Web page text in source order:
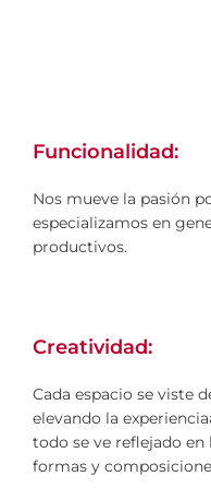
Acústic
os
Funcionalidad:
Nos mueve la pasión
especializamos en
productivos.
Creatividad:
Cada espacio se viste
elevando la
todo se ve reflejado
formas y